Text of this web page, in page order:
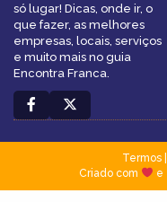
só lugar! Dicas, onde ir, o
que fazer, as melhores
empresas, locais, serviços
e muito mais no guia
Encontra Franca.
Termos|
Criado com
e